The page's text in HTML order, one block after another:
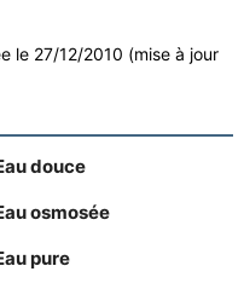
le 27/12/2010 (mise à jour
douce
osmosée
pure